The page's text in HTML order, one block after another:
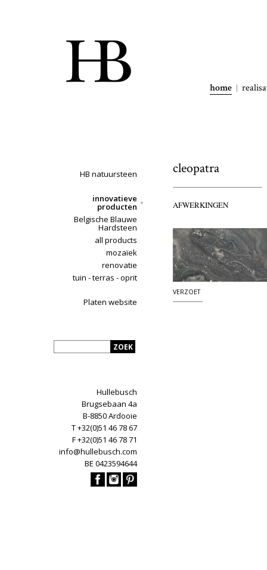
home
HB natuursteen
innovatieve
producten
Belgische Blauwe
Hardsteen
all products
mozaïek
renovatie
tuin - terras - oprit
Platen website
Hullebusch
Brugsebaan 4a
B-8850 Ardooie
T +32(0)51 46 78 67
F +32(0)51 46 78 71
info@hullebusch.com
BE 0423594644
cleopatra
AFWERKINGEN
VERZOET